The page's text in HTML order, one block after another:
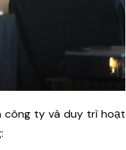
công ty và duy trì hoạt